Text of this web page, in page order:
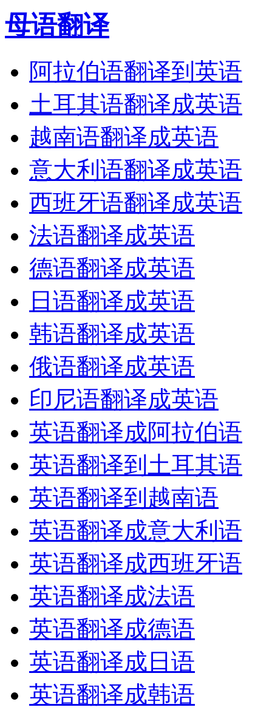
母语翻译
阿拉伯语翻译到英语
土耳其语翻译成英语
越南语翻译成英语
意大利语翻译成英语
西班牙语翻译成英语
法语翻译成英语
德语翻译成英语
日语翻译成英语
韩语翻译成英语
俄语翻译成英语
印尼语翻译成英语
英语翻译成阿拉伯语
英语翻译到土耳其语
英语翻译到越南语
英语翻译成意大利语
英语翻译成西班牙语
英语翻译成法语
英语翻译成德语
英语翻译成日语
英语翻译成韩语